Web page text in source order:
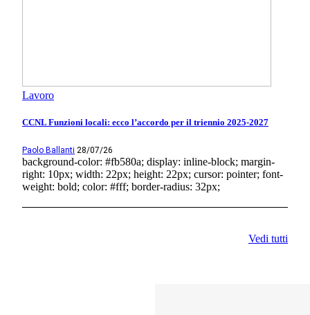
Lavoro
CCNL Funzioni locali: ecco l’accordo per il triennio 2025-2027
Paolo Ballanti 28/07/26
background-color: #fb580a; display: inline-block; margin-
right: 10px; width: 22px; height: 22px; cursor: pointer; font-
weight: bold; color: #fff; border-radius: 32px;
Vedi tutti